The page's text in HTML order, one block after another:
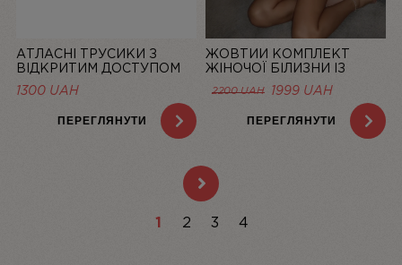
АТЛАСНІ ТРУСИКИ З
ВІДКРИТИМ ДОСТУПОМ
MISTIC, БОРДОВІ | LINIYA
1300 UAH
ПЕРЕГЛЯНУТИ
ЖОВТИЙ КОМПЛЕКТ
ЖІНОЧОЇ БІЛИЗНИ ІЗ
СІТОЧКИ BASIC LEMON |
LINIYA
2200UAH 1999 UAH
ПЕРЕГЛЯНУТИ
1 2 3 4